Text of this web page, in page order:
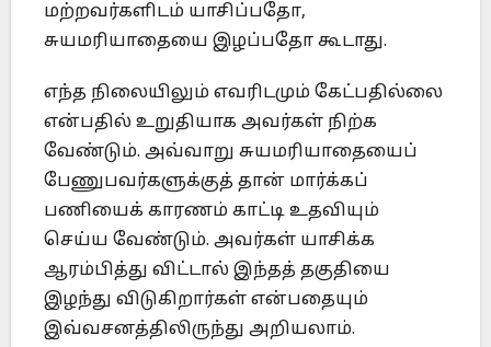
மற்றவர்களிடம் யாசிப்பதோ,
சுயமரியாதையை இழப்பதோ கூடாது.
எந்த நிலையிலும் எவரிடமும் கேட்பதில்லை
என்பதில் உறுதியாக அவர்கள் நிற்க
வேண்டும். அவ்வாறு சுயமரியாதையைப்
பேணுபவர்களுக்குத் தான் மார்க்கப்
பணியைக் காரணம் காட்டி உதவியும்
செய்ய வேண்டும். அவர்கள் யாசிக்க
ஆரம்பித்து விட்டால் இந்தத் தகுதியை
இழந்து விடுகிறார்கள் என்பதையும்
இவ்வசனத்திலிருந்து அறியலாம்.